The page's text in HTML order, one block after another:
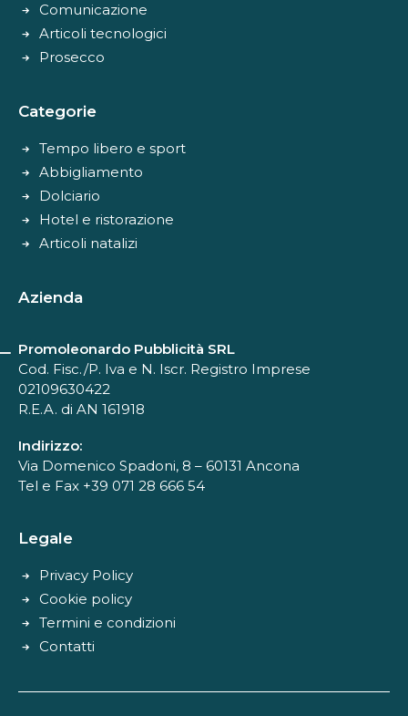
Comunicazione
Articoli tecnologici
Prosecco
Categorie
Tempo libero e sport
Abbigliamento
Dolciario
Hotel e ristorazione
Articoli natalizi
Azienda
Promoleonardo Pubblicità SRL
Cod. Fisc./P. Iva e N. Iscr. Registro Imprese
02109630422
R.E.A. di AN 161918
Indirizzo:
Via Domenico Spadoni, 8 – 60131 Ancona
Tel e Fax +39 071 28 666 54
Legale
Privacy Policy
Cookie policy
Termini e condizioni
Contatti